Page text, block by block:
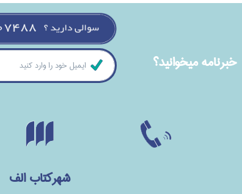
خبرنامه ميخوانيد؟
شهرکتاب الف